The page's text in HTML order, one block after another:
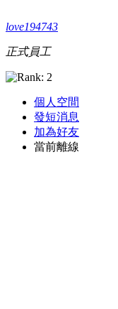
love194743
正式員工
個人空間
發短消息
加為好友
當前離線